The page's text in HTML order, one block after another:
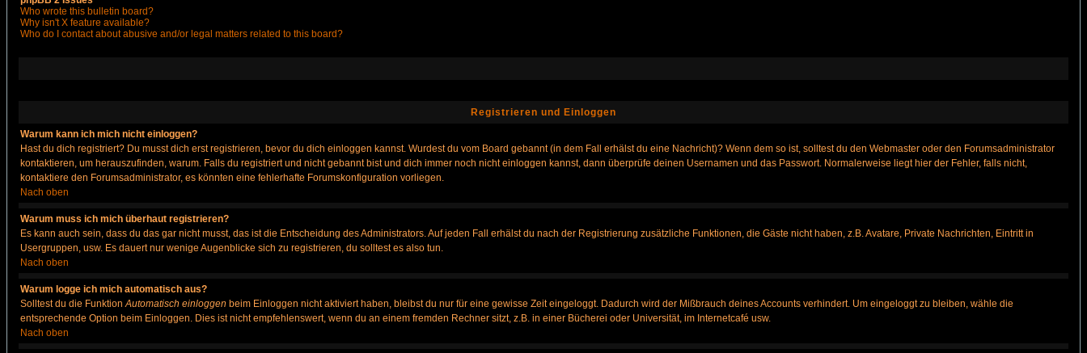
Who wrote this bulletin board?
Why isn't X feature available?
Who do I contact about abusive and/or legal matters related to this board?
Registrieren und Einloggen
Warum kann ich mich nicht einloggen?
Hast du dich registriert? Du musst dich erst registrieren, bevor du dich einloggen kannst. Wurdest du vom Board gebannt (in dem Fall erhälst du eine Nachricht)? Wenn dem so ist, solltest du den Webmaster oder den Forumsadministrator
kontaktieren, um herauszufinden, warum. Falls du registriert und nicht gebannt bist und dich immer noch nicht einloggen kannst, dann überprüfe deinen Usernamen und das Passwort. Normalerweise liegt hier der Fehler, falls nicht,
kontaktiere den Forumsadministrator, es könnten eine fehlerhafte Forumskonfiguration vorliegen.
Nach oben
Warum muss ich mich überhaut registrieren?
Es kann auch sein, dass du das gar nicht musst, das ist die Entscheidung des Administrators. Auf jeden Fall erhälst du nach der Registrierung zusätzliche Funktionen, die Gäste nicht haben, z.B. Avatare, Private Nachrichten, Eintritt in
Usergruppen, usw. Es dauert nur wenige Augenblicke sich zu registrieren, du solltest es also tun.
Nach oben
Warum logge ich mich automatisch aus?
Solltest du die FunktionAutomatisch einloggen beim Einloggen nicht aktiviert haben, bleibst du nur für eine gewisse Zeit eingeloggt. Dadurch wird der Mißbrauch deines Accounts verhindert. Um eingeloggt zu bleiben, wähle die
entsprechende Option beim Einloggen. Dies ist nicht empfehlenswert, wenn du an einem fremden Rechner sitzt, z.B. in einer Bücherei oder Universität, im Internetcafé usw.
Nach oben